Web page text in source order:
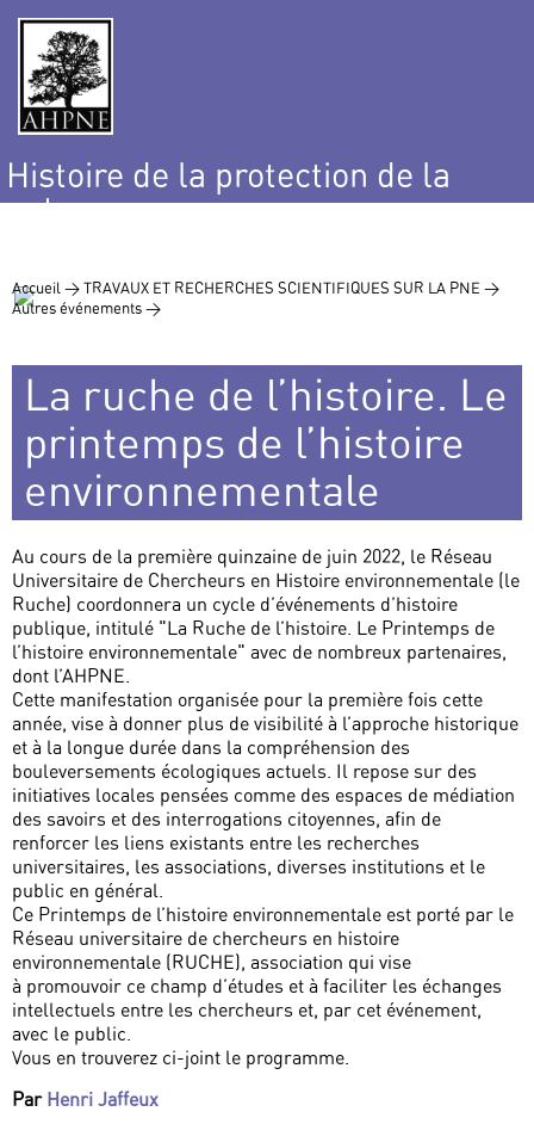
Histoire de la protection de la
nature
Accueil >TRAVAUX ET RECHERCHES SCIENTIFIQUES SUR LA PNE >
Autres événements >
La ruche de l’histoire. Le
printemps de l’histoire
environnementale
Au cours de la première quinzaine de juin 2022, le Réseau
Universitaire de Chercheurs en Histoire environnementale (le
Ruche) coordonnera un cycle d’événements d’histoire
publique, intitulé "La Ruche de l’histoire. Le Printemps de
l’histoire environnementale" avec de nombreux partenaires,
dont l’AHPNE.
Cette manifestation organisée pour la première fois cette
année, vise à donner plus de visibilité à l’approche historique
et à la longue durée dans la compréhension des
bouleversements écologiques actuels. Il repose sur des
initiatives locales pensées comme des espaces de médiation
des savoirs et des interrogations citoyennes, afin de
renforcer les liens existants entre les recherches
universitaires, les associations, diverses institutions et le
public en général.
Ce Printemps de l’histoire environnementale est porté par le
Réseau universitaire de chercheurs en histoire
environnementale (RUCHE), association qui vise
à promouvoir ce champ d’études et à faciliter les échanges
intellectuels entre les chercheurs et, par cet événement,
avec le public.
Vous en trouverez ci-joint le programme.
Par Henri Jaffeux